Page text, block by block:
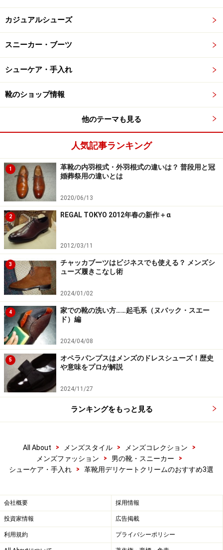
か？正に「元祖」と呼ぶにふさわしい存在で、プルンと
した質感などこのクリームの特徴を形作った商品と申し
ても過言ではありません。個人的にも、今まで累計で何
個使ってきたのか数えきれない位にお世話になっている
自分の記憶が確かなら、このクリームが以前のブランド
めたのは、1980年代後半の事だったと思います。
「フランスの某有名革製品ブランド（既製品としては今
日でも、他社より品質が上と見なされているところ）の
メンテナンス・リペア部門がこれを使っている」との触
れ込みで、靴店だけでなく東急ハンズやセレクトショッ
プも見掛けるようになり、それまでの乳化性クリームと
は明らかに異なる質感も相まって、急速に知名度を上げ
ていきました。
国際的な企業買収による商標権の移動が原因で、ブラン
ド名こそ2003年から「M.モゥブレィ」と変更になったも
のの（「MELTONIAN」の商標は、一般消費者向けの製
品については、「KIWI」等も販売するアメリカのサラ・
リーグループが現在保有します）、商品そのものは以前
と殆ど変化ありません。
使用感としては、昔も今も「下手に油っぽくならずに、
革に瑞々しさが確実に蘇る！」印象です。必然的にシミ
などは起こり難く、それ故牛革のみならずラムスキン
（仔羊）やキッドスキン（仔山羊）、それにリザード
（トカゲ）やクロコダイル（鰐）等のエキゾチックレザ
ーの靴にも全く不安なく使えるのが魅力です。
まあ、何と申せばいいのか、小さい頃に祖母が色々な場
面で使っていたオロナインH軟膏とかメンソレータムみ
なくとも間違いではないだろう」的に、ふと最初に手を
出してしまうケア用品です。
カジュアルシューズ
スニーカー・ブーツ
シューケア・手入れ
靴のショップ情報
他のテーマも見る
人気記事ランキング
1
革靴の内羽根式・外羽根式の違いは？ 普段用と冠
婚葬祭用の違いとは
2020/06/13
2 REGAL TOKYO 2012年春の新作＋α
2012/03/11
3
チャッカブーツはビジネスでも使える？ メンズシ
ューズ履きこなし術
2024/01/02
4
家での靴の洗い方……起毛系（ヌバック・スエー
ド）編
2024/04/08
5
オペラパンプスはメンズのドレスシューズ！歴史
や意味をプロが解説
2024/11/27
ランキングをもっと見る
All About > メンズスタイル > メンズコレクション
>
メンズファッション
> 男の靴・スニーカー
>
シューケア・手入れ
> 革靴用デリケートクリームのおすすめ3選
会社概要 採用情報
投資家情報 広告掲載
利用規約 プライバシーポリシー